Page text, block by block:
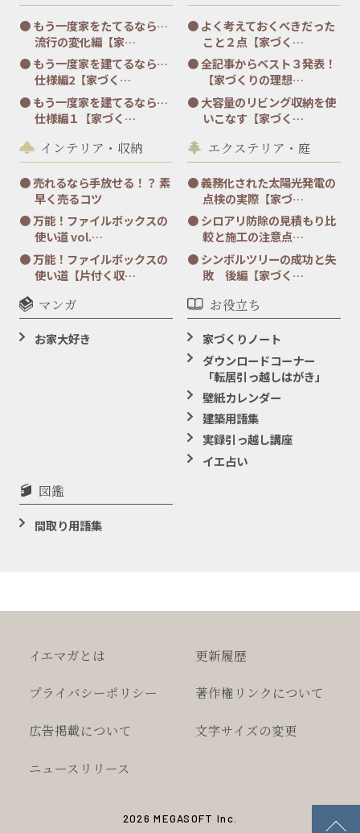
もう一度家をたてるなら…
流行の変化編【家…
もう一度家を建てるなら…
仕様編2【家づく…
もう一度家を建てるなら…
仕様編１【家づく…
よく考えておくべきだった
こと２点【家づく…
全記事からベスト３発表！
【家づくりの理想…
大容量のリビング収納を使
いこなす【家づく…
インテリア・収納
売れるなら手放せる！？ 素
早く売るコツ
万能！ファイルボックスの
使い道 vol.…
万能！ファイルボックスの
使い道【片付く収…
エクステリア・庭
義務化された太陽光発電の
点検の実際【家づ…
シロアリ防除の見積もり比
較と施工の注意点…
シンボルツリーの成功と失
敗 後編【家づく…
マンガ
お家大好き
お役立ち
家づくりノート
ダウンロードコーナー
「転居引っ越しはがき」
壁紙カレンダー
建築用語集
実録引っ越し講座
イエ占い
図鑑
間取り用語集
イエマガとは 更新履歴
プライバシーポリシー 著作権 リンクについて
広告掲載について 文字サイズの変更
ニュースリリース
2026 MEGASOFT Inc.